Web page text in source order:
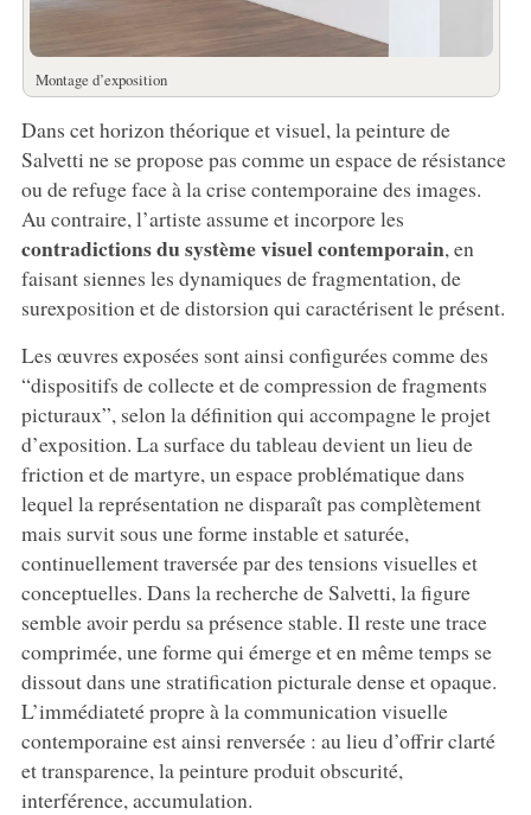
Montage d’exposition
Dans cet horizon théorique et visuel, la peinture de
Salvetti ne se propose pas comme un espace de résistance
ou de refuge face à la crise contemporaine des images.
Au contraire, l’artiste assume et incorpore les
contradictions du système visuel contemporain, en
faisant siennes les dynamiques de fragmentation, de
surexposition et de distorsion qui caractérisent le présent.
Les œuvres exposées sont ainsi configurées comme des
“dispositifs de collecte et de compression de fragments
picturaux”, selon la définition qui accompagne le projet
d’exposition. La surface du tableau devient un lieu de
friction et de martyre, un espace problématique dans
lequel la représentation ne disparaît pas complètement
mais survit sous une forme instable et saturée,
continuellement traversée par des tensions visuelles et
conceptuelles. Dans la recherche de Salvetti, la figure
semble avoir perdu sa présence stable. Il reste une trace
comprimée, une forme qui émerge et en même temps se
dissout dans une stratification picturale dense et opaque.
L’immédiateté propre à la communication visuelle
contemporaine est ainsi renversée : au lieu d’offrir clarté
et transparence, la peinture produit obscurité,
interférence, accumulation.